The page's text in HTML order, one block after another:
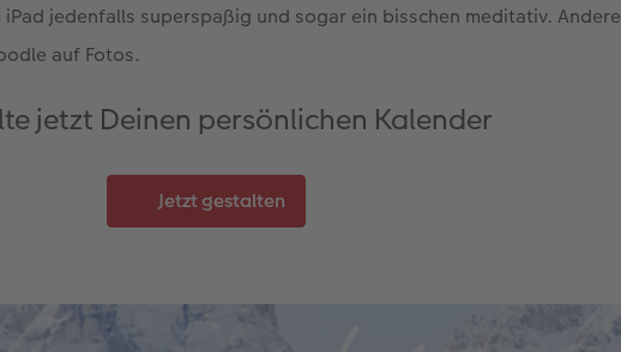
jedenfalls superspaßig und sogar ein bisschen meditativ. Andere
auf Fotos.
jetzt Deinen persönlichen Kalender
Jetzt gestalten